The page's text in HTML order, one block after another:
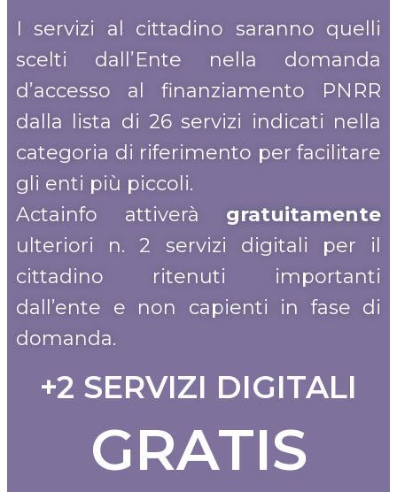
I servizi al cittadino saranno quelli
scelti dall’Ente nella domanda
d’accesso al finanziamento PNRR
dalla lista di 26 servizi indicati nella
categoria di riferimento per facilitare
gli enti più piccoli.
Actainfo attiverà gratuitamente
ulteriori n. 2 servizi digitali per il
cittadino ritenuti importanti
dall’ente e non capienti in fase di
domanda.
+2 SERVIZI DIGITALI
GRATIS